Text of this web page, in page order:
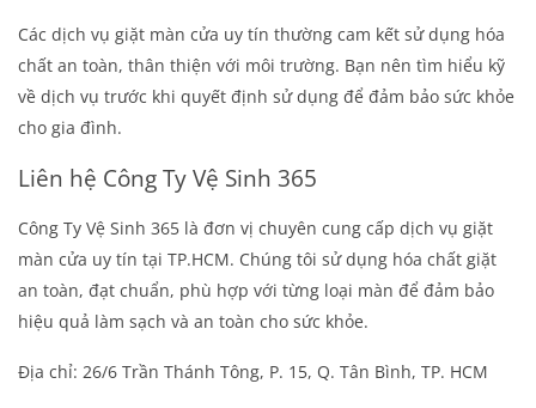
Các dịch vụ giặt màn cửa uy tín thường cam kết sử dụng hóa
chất an toàn, thân thiện với môi trường. Bạn nên tìm hiểu kỹ
về dịch vụ trước khi quyết định sử dụng để đảm bảo sức khỏe
cho gia đình.
Liên hệ Công Ty Vệ Sinh 365
Công Ty Vệ Sinh 365 là đơn vị chuyên cung cấp dịch vụ giặt
màn cửa uy tín tại TP.HCM. Chúng tôi sử dụng hóa chất giặt
an toàn, đạt chuẩn, phù hợp với từng loại màn để đảm bảo
hiệu quả làm sạch và an toàn cho sức khỏe.
Địa chỉ: 26/6 Trần Thánh Tông, P. 15, Q. Tân Bình, TP. HCM